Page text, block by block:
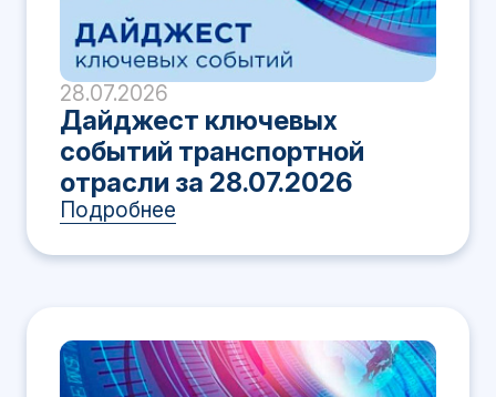
28.07.2026
Дайджест ключевых
событий транспортной
отрасли за 28.07.2026
Подробнее